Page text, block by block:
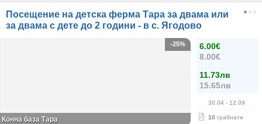
Посещение на детска ферма Тара за двама или
за двама с дете до 2 години - в с. Ягодово
6.00€
8.00€
11.73лв
15.65лв
30.04 - 12.09
10 грабнати
-25%
Конна база Тара